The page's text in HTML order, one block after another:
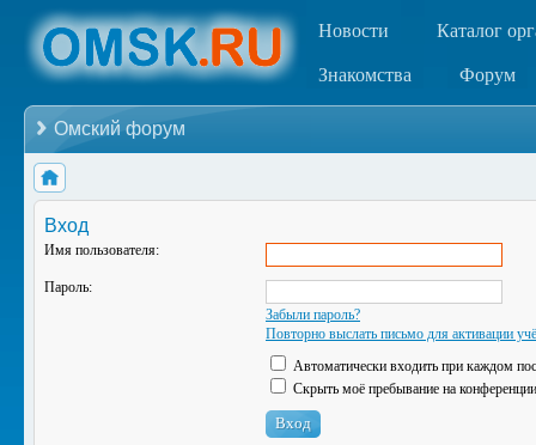
Новости Каталог
Знакомства Форум
Омский форум
Вход
Имя пользователя:
Пароль:
Забыли пароль?
Повторно выслать письмо для активации
Автоматически входить при каждом
Скрыть моё пребывание на